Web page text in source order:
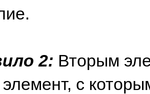
2: Вторым
с